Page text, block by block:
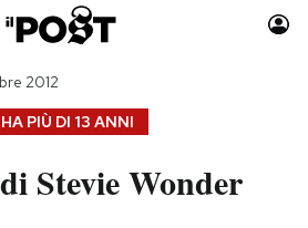
Moda
PIÙ DI 13 ANNI
2012
Stevie Wonder